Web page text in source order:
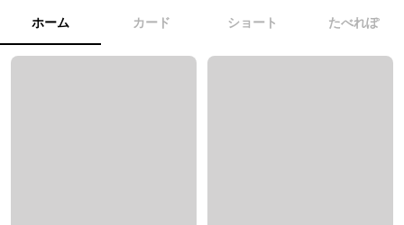
ホーム カード ショート たべれぽ